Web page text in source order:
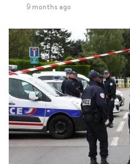
9 months ago